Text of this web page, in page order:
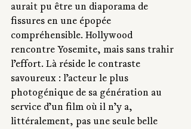
aurait pu être un diaporama de
fissures en une épopée
compréhensible. Hollywood
rencontre Yosemite, mais sans trahir
l’effort. Là réside le contraste
savoureux : l’acteur le plus
photogénique de sa génération au
service d’un film où il n’y a,
littéralement, pas une seule belle